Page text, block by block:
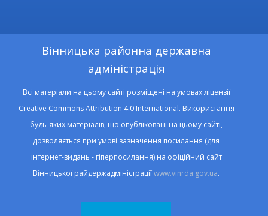
Вінницька районна державна
адміністрація
Всі матеріали на цьому сайті розміщені на умовах ліцензії
Creative Commons Attribution 4.0 International. Використання
будь-яких матеріалів, що опубліковані на цьому сайті,
дозволяється при умові зазначення посилання (для
інтернет-видань - гіперпосилання) на офіційний сайт
Вінницької райдержадміністраціїwww.vinrda.gov.ua.